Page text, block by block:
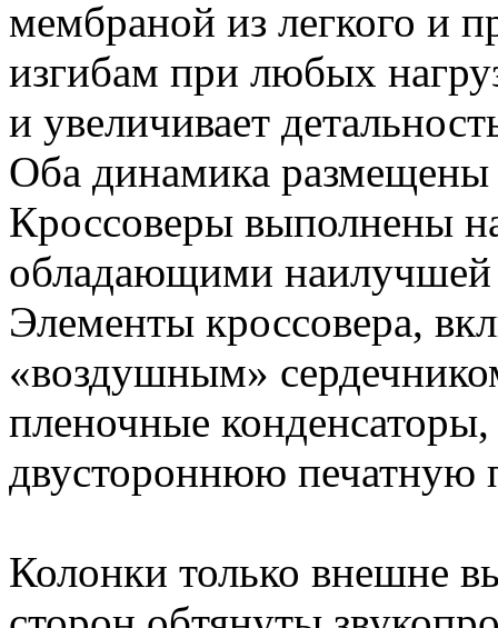
мембраной из легкого и
изгибам при любых
и увеличивает
Оба динамика размещены
Кроссоверы выполнены
обладающими наилучшей
Элементы кроссовера,
«воздушным»
пленочные
двустороннюю печатную
Колонки только внешне